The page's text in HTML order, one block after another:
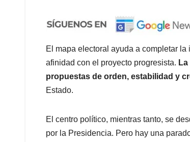
El mapa electoral ayuda a completar
afinidad con el proyecto progresista.
propuestas de orden, estabilidad y
Estado.
El centro político, mientras tanto, se
por la Presidencia. Pero hay una